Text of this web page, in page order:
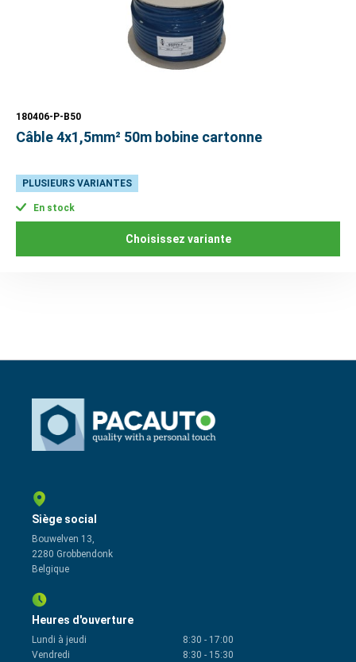
180406-P-B50
Câble 4x1,5mm² 50m bobine cartonne
PLUSIEURS VARIANTES
En stock
Choisissez variante
Siège social
Bouwelven 13,
2280 Grobbendonk
Belgique
Heures d'ouverture
Lundi à jeudi 8:30 - 17:00
Vendredi
8:30 - 15:30